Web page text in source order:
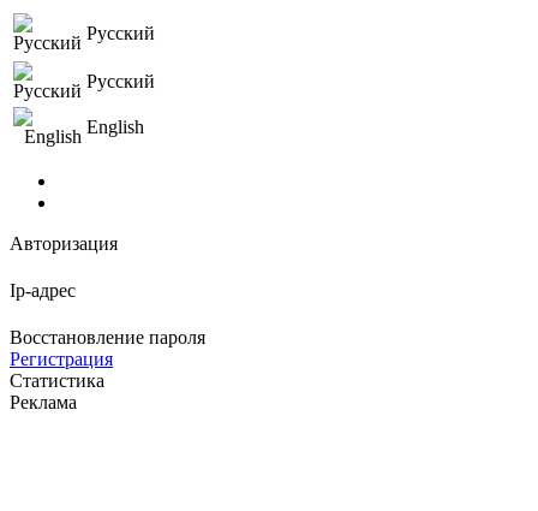
Русский
Русский
English
Авторизация
Ip-адрес
Восстановление пароля
Регистрация
Статистика
Реклама